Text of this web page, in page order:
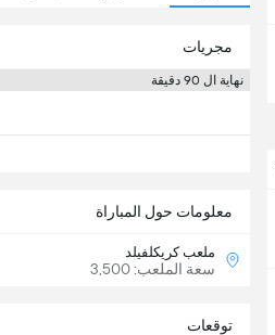
مجريات
نهاية ال 90 دقيقة
معلومات حول المباراة
ملعب كريكلفيلد
سعة الملعب: 3,500
توقعات